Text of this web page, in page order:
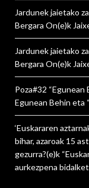
Jardunek jaietako
Bergara On(e)k
Jardunek jaietako
Bergara On(e)k
Poza#32 “Egunean
Egunean Behin eta
‘Euskararen
bihar, azaroak 15
gezurra?(e)k
aurkezpena